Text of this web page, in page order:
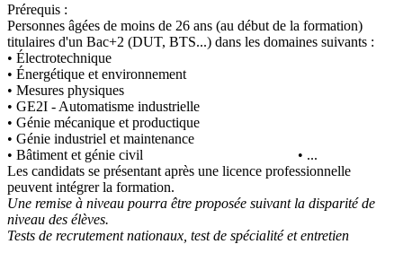
Prérequis :
Personnes âgées de moins de 26 ans (au début de la formation)
titulaires d'un Bac+2 (DUT, BTS...) dans les domaines suivants :
• Électrotechnique
• Énergétique et environnement
• Mesures physiques
• GE2I - Automatisme industrielle
• Génie mécanique et productique
• Génie industriel et maintenance
• Bâtiment et génie civil • ...
Les candidats se présentant après une licence professionnelle
peuvent intégrer la formation.
Une remise à niveau pourra être proposée suivant la disparité de
niveau des élèves.
Tests de recrutement nationaux, test de spécialité et entretien